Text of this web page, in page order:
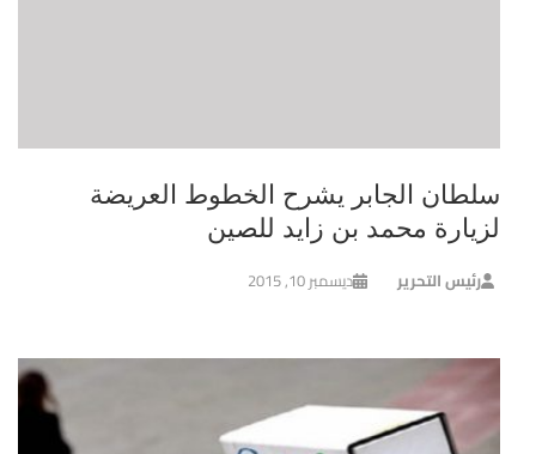
سلطان الجابر يشرح الخطوط العريضة
لزيارة محمد بن زايد للصين
رئيس التحرير ديسمبر 10, 2015